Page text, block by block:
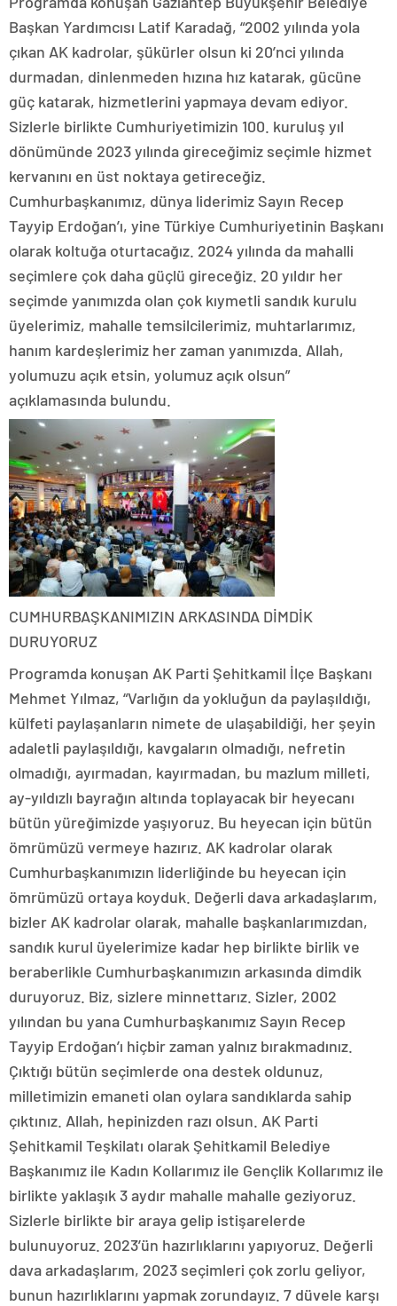
Başkan Yardımcısı Latif Karadağ, “2002 yılında yola
çıkan AK kadrolar, şükürler olsun ki 20’nci yılında
durmadan, dinlenmeden hızına hız katarak, gücüne
güç katarak, hizmetlerini yapmaya devam ediyor.
Sizlerle birlikte Cumhuriyetimizin 100. kuruluş yıl
dönümünde 2023 yılında gireceğimiz seçimle hizmet
kervanını en üst noktaya getireceğiz.
Cumhurbaşkanımız, dünya liderimiz Sayın Recep
Tayyip Erdoğan’ı, yine Türkiye Cumhuriyetinin Başkanı
olarak koltuğa oturtacağız. 2024 yılında da mahalli
seçimlere çok daha güçlü gireceğiz. 20 yıldır her
seçimde yanımızda olan çok kıymetli sandık kurulu
üyelerimiz, mahalle temsilcilerimiz, muhtarlarımız,
hanım kardeşlerimiz her zaman yanımızda. Allah,
yolumuzu açık etsin, yolumuz açık olsun”
açıklamasında bulundu.
CUMHURBAŞKANIMIZIN ARKASINDA DİMDİK
DURUYORUZ
Programda konuşan AK Parti Şehitkamil İlçe Başkanı
Mehmet Yılmaz, “Varlığın da yokluğun da paylaşıldığı,
külfeti paylaşanların nimete de ulaşabildiği, her şeyin
adaletli paylaşıldığı, kavgaların olmadığı, nefretin
olmadığı, ayırmadan, kayırmadan, bu mazlum milleti,
ay-yıldızlı bayrağın altında toplayacak bir heyecanı
bütün yüreğimizde yaşıyoruz. Bu heyecan için bütün
ömrümüzü vermeye hazırız. AK kadrolar olarak
Cumhurbaşkanımızın liderliğinde bu heyecan için
ömrümüzü ortaya koyduk. Değerli dava arkadaşlarım,
bizler AK kadrolar olarak, mahalle başkanlarımızdan,
sandık kurul üyelerimize kadar hep birlikte birlik ve
beraberlikle Cumhurbaşkanımızın arkasında dimdik
duruyoruz. Biz, sizlere minnettarız. Sizler, 2002
yılından bu yana Cumhurbaşkanımız Sayın Recep
Tayyip Erdoğan’ı hiçbir zaman yalnız bırakmadınız.
Çıktığı bütün seçimlerde ona destek oldunuz,
milletimizin emaneti olan oylara sandıklarda sahip
çıktınız. Allah, hepinizden razı olsun. AK Parti
Şehitkamil Teşkilatı olarak Şehitkamil Belediye
Başkanımız ile Kadın Kollarımız ile Gençlik Kollarımız ile
birlikte yaklaşık 3 aydır mahalle mahalle geziyoruz.
Sizlerle birlikte bir araya gelip istişarelerde
bulunuyoruz. 2023’ün hazırlıklarını yapıyoruz. Değerli
dava arkadaşlarım, 2023 seçimleri çok zorlu geliyor,
bunun hazırlıklarını yapmak zorundayız. 7 düvele karşı